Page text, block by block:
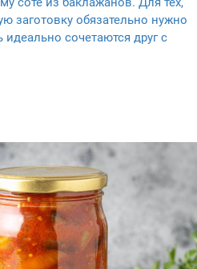
заготовку обязательно нужно
сочетаются друг с